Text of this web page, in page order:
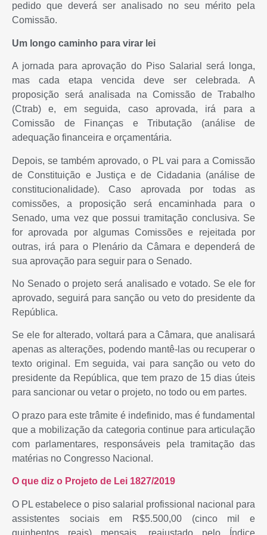
pedido que deverá ser analisado no seu mérito pela
Comissão.
Um longo caminho para virar lei
A jornada para aprovação do Piso Salarial será longa,
mas cada etapa vencida deve ser celebrada. A
proposição será analisada na Comissão de Trabalho
(Ctrab) e, em seguida, caso aprovada, irá para a
Comissão de Finanças e Tributação (análise de
adequação financeira e orçamentária.
Depois, se também aprovado, o PL vai para a Comissão
de Constituição e Justiça e de Cidadania (análise de
constitucionalidade). Caso aprovada por todas as
comissões, a proposição será encaminhada para o
Senado, uma vez que possui tramitação conclusiva. Se
for aprovada por algumas Comissões e rejeitada por
outras, irá para o Plenário da Câmara e dependerá de
sua aprovação para seguir para o Senado.
No Senado o projeto será analisado e votado. Se ele for
aprovado, seguirá para sanção ou veto do presidente da
República.
Se ele for alterado, voltará para a Câmara, que analisará
apenas as alterações, podendo mantê-las ou recuperar o
texto original. Em seguida, vai para sanção ou veto do
presidente da República, que tem prazo de 15 dias úteis
para sancionar ou vetar o projeto, no todo ou em partes.
O prazo para este trâmite é indefinido, mas é fundamental
que a mobilização da categoria continue para articulação
com parlamentares, responsáveis pela tramitação das
matérias no Congresso Nacional.
O que diz o Projeto de Lei 1827/2019
O PL estabelece o piso salarial profissional nacional para
assistentes sociais em R$5.500,00 (cinco mil e
quinhentos reais) mensais, reajustado pelo Índice